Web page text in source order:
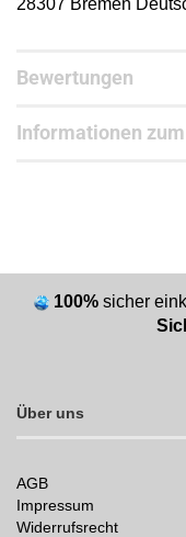
28307 Bremen
Bewertungen
Informationen
100% sicher
Über uns
AGB
Impressum
Widerrufsrecht